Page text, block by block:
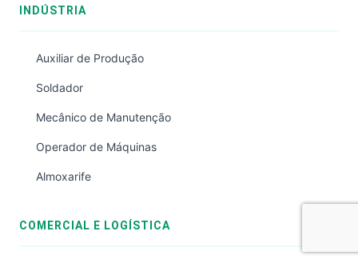
INDÚSTRIA
Auxiliar de Produção
Soldador
Mecânico de Manutenção
Operador de Máquinas
Almoxarife
COMERCIAL E LOGÍSTICA